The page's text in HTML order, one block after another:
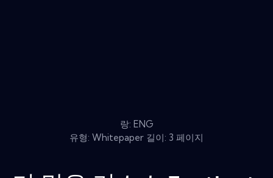
랑: ENG
유형: Whitepaper 길이: 3 페이지